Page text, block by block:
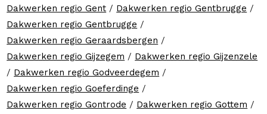
Dakwerken regio Gent / Dakwerken regio Gentbrugge /
Dakwerken regio Gentbrugge /
Dakwerken regio Geraardsbergen /
Dakwerken regio Gijzegem / Dakwerken regio Gijzenzele
/ Dakwerken regio Godveerdegem /
Dakwerken regio Goeferdinge /
Dakwerken regio Gontrode / Dakwerken regio Gottem /